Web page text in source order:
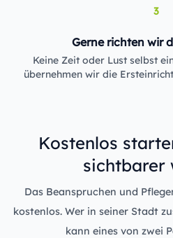
3
Gerne richten wir
Keine Zeit oder Lust selbst
übernehmen wir die
Kostenlos
sichtbarer
Das Beanspruchen und
kostenlos. Wer in seiner Stadt
kann eines von zwei